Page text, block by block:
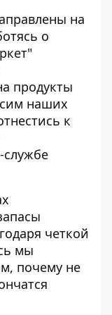
на
о
продукты
наших
к
службе
четкой
мы
почему не